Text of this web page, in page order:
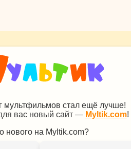
мультфильмов стал ещё лучше!
вас новый сайт — Myltik.com!
нового на Myltik.com?